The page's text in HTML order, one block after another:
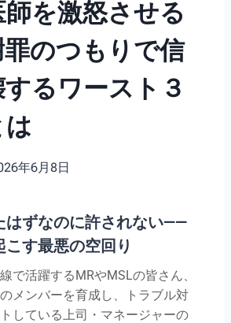
師を激怒させる
のつもりで信
るワースト３
年6月8日
はずなのに許されない——
す最悪の空回り
で活躍するMRやMSLの皆さん、
メンバーを育成し、トラブル対
している上司・マネージャーの